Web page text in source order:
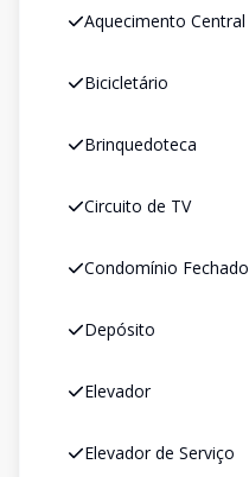
Aquecimento Central
Bicicletário
Brinquedoteca
Circuito de TV
Condomínio Fechado
Depósito
Elevador
Elevador de Serviço